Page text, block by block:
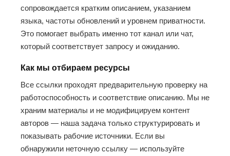
сопровождается кратким описанием, указанием
языка, частоты обновлений и уровнем приватности.
Это помогает выбрать именно тот канал или чат,
который соответствует запросу и ожиданию.
Как мы отбираем ресурсы
Все ссылки проходят предварительную проверку на
работоспособность и соответствие описанию. Мы не
храним материалы и не модифицируем контент
авторов — наша задача только структурировать и
показывать рабочие источники. Если вы
обнаружили неточную ссылку — используйте